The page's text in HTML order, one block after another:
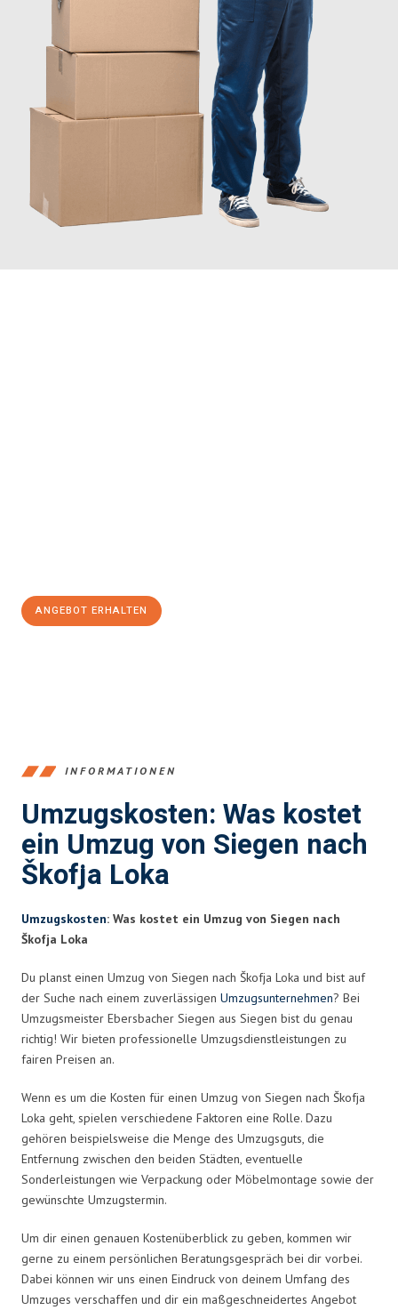
ANGEBOT ERHALTEN
INFORMATIONEN
Umzugskosten: Was kostet
ein Umzug von Siegen nach
Škofja Loka
Umzugskosten: Was kostet ein Umzug von Siegen nach
Škofja Loka
Du planst einen Umzug von Siegen nach Škofja Loka und bist auf
der Suche nach einem zuverlässigen Umzugsunternehmen? Bei
Umzugsmeister Ebersbacher Siegen aus Siegen bist du genau
richtig! Wir bieten professionelle Umzugsdienstleistungen zu
fairen Preisen an.
Wenn es um die Kosten für einen Umzug von Siegen nach Škofja
Loka geht, spielen verschiedene Faktoren eine Rolle. Dazu
gehören beispielsweise die Menge des Umzugsguts, die
Entfernung zwischen den beiden Städten, eventuelle
Sonderleistungen wie Verpackung oder Möbelmontage sowie der
gewünschte Umzugstermin.
Um dir einen genauen Kostenüberblick zu geben, kommen wir
gerne zu einem persönlichen Beratungsgespräch bei dir vorbei.
Dabei können wir uns einen Eindruck von deinem Umfang des
Umzuges verschaffen und dir ein maßgeschneidertes Angebot